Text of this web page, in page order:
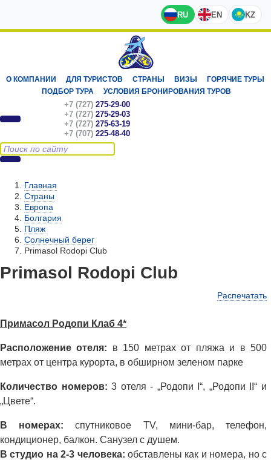
RU EN KZ
О КОМПАНИИ ДЛЯ ТУРИСТОВ СТРАНЫ ВИЗЫ
ГОРЯЧИЕ ТУРЫ
ПОДБОР ТУРА
УСЛОВИЯ БРОНИРОВАНИЯ ТУРОВ
+7 (727) 275-29-00
+7 (727) 275-29-03
+7 (727) 275-63-19
+7 (707) 225-48-40
Главная
Страны
Европа
Болгария
Пляж
Солнечный берег
Primasol Rodopi Club
Primasol Rodopi Club
Распечатать
Примасол Родопи Клаб 4*
Расположение отеля: в 150 метрах от пляжа и в 500
метрах от центра курорта, в обширном зеленом парке
Количество номеров: 3 отеля - „Родопи I“, „Родопи II“ и
„Цвете“.
В номерах: спутниковое TV, мини-бар, телефон,
кондиционер, балкон. Санузел с душем.
В студио на 2-3 человека: обставлены как и номера, но с